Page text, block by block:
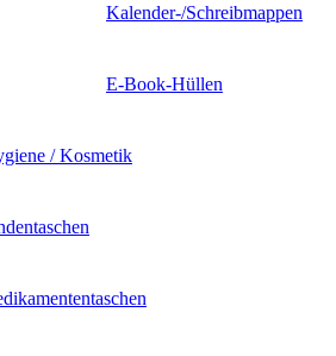
Kalender-/Schreibmappen
E-Book-Hüllen
/ Kosmetik